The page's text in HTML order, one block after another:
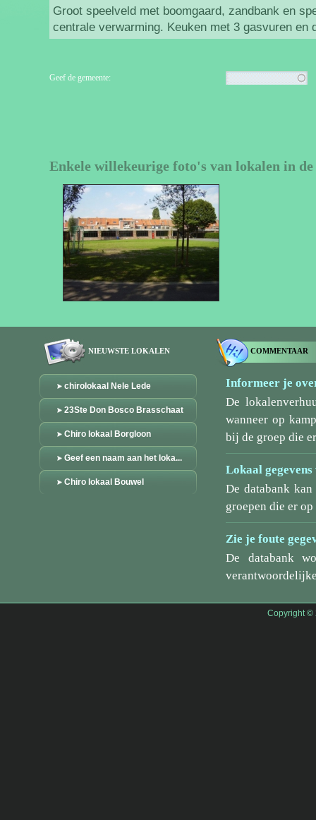
Groot speelveld met boomgaard, zandbank en
centrale verwarming. Keuken met 3 gasvuren en
Geef de gemeente:
Enkele willekeurige foto's van lokalen in de
NIEUWSTE LOKALEN
chirolokaal Nele Lede
23Ste Don Bosco Brasschaat
Chiro lokaal Borgloon
Geef een naam aan het loka...
Chiro lokaal Bouwel
COMMENTAAR
Informeer je
De
wanneer op
bij de groep die
Lokaal
De databank
groepen die er
Zie je foute
De databank
Copyright ©